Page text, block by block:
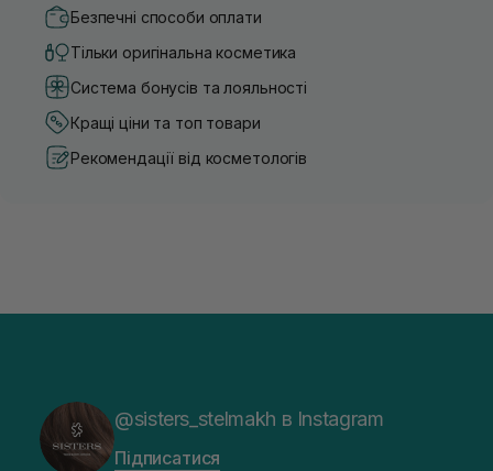
Безпечні способи оплати
Тільки оригінальна косметика
Система бонусів та лояльності
Кращі ціни та топ товари
Рекомендації від косметологів
@sisters_stelmakh в Instagram
Підписатися